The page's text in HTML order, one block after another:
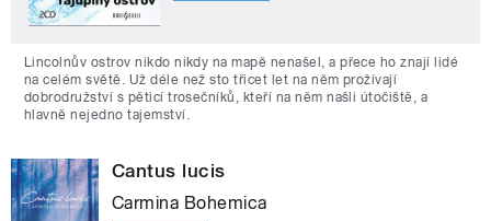
Lincolnův ostrov nikdo nikdy na mapě nenašel, a přece ho znají lidé
na celém světě. Už déle než sto třicet let na něm prožívají
dobrodružství s pěticí trosečníků, kteří na něm našli útočiště, a
hlavně nejedno tajemství.
Cantus lucis
Carmina Bohemica